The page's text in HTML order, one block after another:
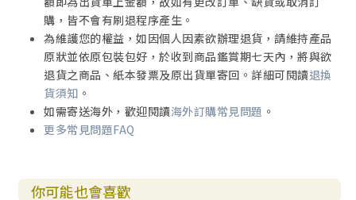
購，皆不會有刷退程序產生。
為維護您的權益，如因個人因素欲辦理退貨，請維持產品
原狀並依原包裝包好，於收到商品鑑賞期七天內，將與欲
退貨之商品、紙本發票及原出貨單寄回。詳細可閱讀退換
貨須知 。
如需寄送海外，歡迎閱讀海外訂購常見問題 。
更多常見問題FAQ
你可能也會喜歡